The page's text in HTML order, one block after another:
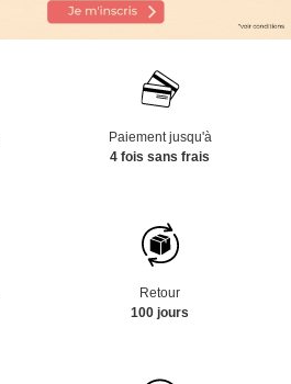
Paiement jusqu'à
4 fois sans frais
Retour
100 jours